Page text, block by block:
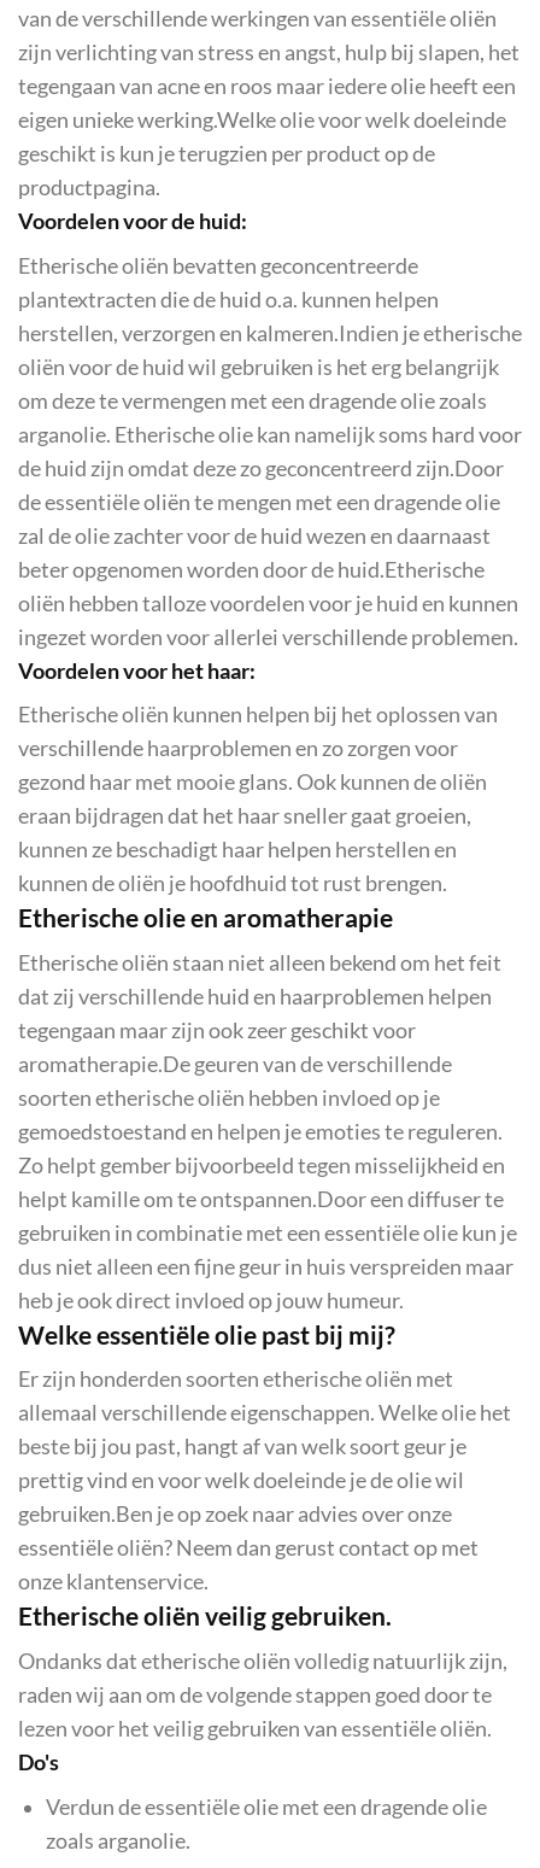
van de verschillende werkingen van essentiële oliën
zijn verlichting van stress en angst, hulp bij slapen, het
tegengaan van acne en roos maar iedere olie heeft een
eigen unieke werking.Welke olie voor welk doeleinde
geschikt is kun je terugzien per product op de
productpagina.
Voordelen voor de huid:
Etherische oliën bevatten geconcentreerde
plantextracten die de huid o.a. kunnen helpen
herstellen, verzorgen en kalmeren.Indien je etherische
oliën voor de huid wil gebruiken is het erg belangrijk
om deze te vermengen met een dragende olie zoals
arganolie. Etherische olie kan namelijk soms hard voor
de huid zijn omdat deze zo geconcentreerd zijn.Door
de essentiële oliën te mengen met een dragende olie
zal de olie zachter voor de huid wezen en daarnaast
beter opgenomen worden door de huid.Etherische
oliën hebben talloze voordelen voor je huid en kunnen
ingezet worden voor allerlei verschillende problemen.
Voordelen voor het haar:
Etherische oliën kunnen helpen bij het oplossen van
verschillende haarproblemen en zo zorgen voor
gezond haar met mooie glans. Ook kunnen de oliën
eraan bijdragen dat het haar sneller gaat groeien,
kunnen ze beschadigt haar helpen herstellen en
kunnen de oliën je hoofdhuid tot rust brengen.
Etherische olie en aromatherapie
Etherische oliën staan niet alleen bekend om het feit
dat zij verschillende huid en haarproblemen helpen
tegengaan maar zijn ook zeer geschikt voor
aromatherapie.De geuren van de verschillende
soorten etherische oliën hebben invloed op je
gemoedstoestand en helpen je emoties te reguleren.
Zo helpt gember bijvoorbeeld tegen misselijkheid en
helpt kamille om te ontspannen.Door een diffuser te
gebruiken in combinatie met een essentiële olie kun je
dus niet alleen een fijne geur in huis verspreiden maar
heb je ook direct invloed op jouw humeur.
Welke essentiële olie past bij mij?
Er zijn honderden soorten etherische oliën met
allemaal verschillende eigenschappen. Welke olie het
beste bij jou past, hangt af van welk soort geur je
prettig vind en voor welk doeleinde je de olie wil
gebruiken.Ben je op zoek naar advies over onze
essentiële oliën? Neem dan gerust contact op met
onze klantenservice.
Etherische oliën veilig gebruiken.
Ondanks dat etherische oliën volledig natuurlijk zijn,
raden wij aan om de volgende stappen goed door te
lezen voor het veilig gebruiken van essentiële oliën.
Do's
Verdun de essentiële olie met een dragende olie
zoals arganolie.